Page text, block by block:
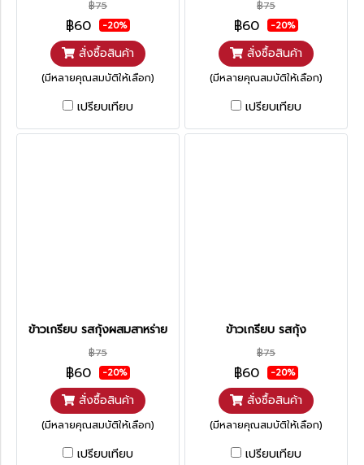
฿75
฿60 -20%
สั่งซื้อสินค้า
(มีหลายคุณสมบัติให้เลือก)
เปรียบเทียบ
฿75
฿60 -20%
สั่งซื้อสินค้า
(มีหลายคุณสมบัติให้เลือก)
เปรียบเทียบ
ข้าวเกรียบ รสกุ้งผสมสาหร่าย
฿75
฿60 -20%
สั่งซื้อสินค้า
(มีหลายคุณสมบัติให้เลือก)
เปรียบเทียบ
ข้าวเกรียบ รสกุ้ง
฿75
฿60 -20%
สั่งซื้อสินค้า
(มีหลายคุณสมบัติให้เลือก)
เปรียบเทียบ